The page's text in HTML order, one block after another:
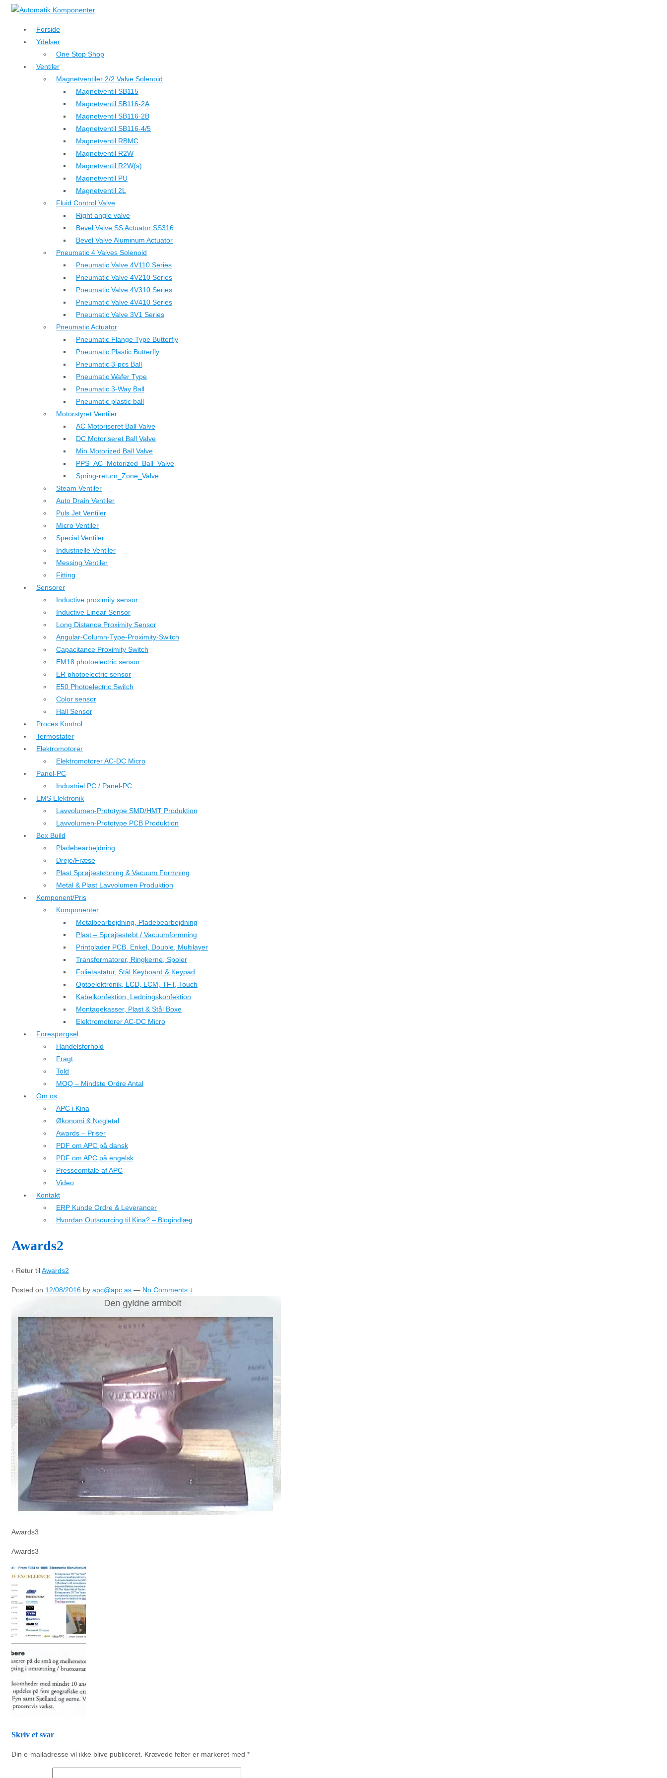
↓
hovedindhold
Forside
Ydelser
One Stop Shop
Ventiler
Magnetventiler 2/2 Valve Solenoid
Magnetventil SB115
Magnetventil SB116-2A
Magnetventil SB116-2B
Magnetventil SB116-4/5
Magnetventil RBMC
Magnetventil R2W
Magnetventil R2W(s)
Magnetventil PU
Magnetventil 2L
Fluid Control Valve
Right angle valve
Bevel Valve SS Actuator SS316
Bevel Valve Aluminum Actuator
Pneumatic 4 Valves Solenoid
Pneumatic Valve 4V110 Series
Pneumatic Valve 4V210 Series
Pneumatic Valve 4V310 Series
Pneumatic Valve 4V410 Series
Pneumatic Valve 3V1 Series
Pneumatic Actuator
Pneumatic Flange Type Butterfly
Pneumatic Plastic Butterfly
Pneumatic 3-pcs Ball
Pneumatic Wafer Type
Pneumatic 3-Way Ball
Pneumatic plastic ball
Motorstyret Ventiler
AC Motoriseret Ball Valve
DC Motoriseret Ball Valve
Min Motorized Ball Valve
PPS_AC_Motorized_Ball_Valve
Spring-return_Zone_Valve
Steam Ventiler
Auto Drain Ventiler
Puls Jet Ventiler
Micro Ventiler
Special Ventiler
Industrielle Ventiler
Messing Ventiler
Fitting
Sensorer
Inductive proximity sensor
Inductive Linear Sensor
Long Distance Proximity Sensor
Angular-Column-Type-Proximity-Switch
Capacitance Proximity Switch
EM18 photoelectric sensor
ER photoelectric sensor
E50 Photoelectric Switch
Color sensor
Hall Sensor
Proces Kontrol
Termostater
Elektromotorer
Elektromotorer AC-DC Micro
Panel-PC
Industriel PC / Panel-PC
EMS Elektronik
Lavvolumen-Prototype SMD/HMT Produktion
Lavvolumen-Prototype PCB Produktion
Box Build
Pladebearbejdning
Dreje/Fræse
Plast Sprøjtestøbning & Vacuum Formning
Metal & Plast Lavvolumen Produktion
Komponent/Pris
Komponenter
Metalbearbejdning, Pladebearbejdning
Plast – Sprøjtestøbt / Vacuumformning
Printplader PCB. Enkel, Double, Multilayer
Transformatorer, Ringkerne, Spoler
Folietastatur, Stål Keyboard & Keypad
Optoelektronik, LCD, LCM, TFT, Touch
Kabelkonfektion, Ledningskonfektion
Montagekasser, Plast & Stål Boxe
Elektromotorer AC-DC Micro
Forespørgsel
Handelsforhold
Fragt
Told
MOQ – Mindste Ordre Antal
Om os
APC i Kina
Økonomi & Nøgletal
Awards – Priser
PDF om APC på dansk
PDF om APC på engelsk
Presseomtale af APC
Video
Kontakt
ERP Kunde Ordre & Leverancer
Hvordan Outsourcing til Kina? – Blogindlæg
Awards2
‹ Retur tilAwards2
Posted on 12/08/2016 by apc@apc.as — No Comments ↓
Awards3
Awards3
Skriv et svar
Din e-mailadresse vil ikke blive publiceret. Krævede felter er markeret med *